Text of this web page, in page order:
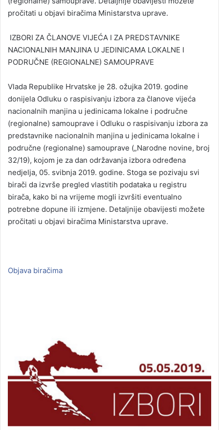
pročitati u objavi biračima Ministarstva uprave.
IZBORI ZA ČLANOVE VIJEĆA I ZA PREDSTAVNIKE
NACIONALNIH MANJINA U JEDINICAMA LOKALNE I
PODRUČNE (REGIONALNE) SAMOUPRAVE
Vlada Republike Hrvatske je 28. ožujka 2019. godine
donijela Odluku o raspisivanju izbora za članove vijeća
nacionalnih manjina u jedinicama lokalne i područne
(regionalne) samouprave i Odluku o raspisivanju izbora za
predstavnike nacionalnih manjina u jedinicama lokalne i
područne (regionalne) samouprave („Narodne novine, broj
32/19), kojom je za dan održavanja izbora određena
nedjelja, 05. svibnja 2019. godine. Stoga se pozivaju svi
birači da izvrše pregled vlastitih podataka u registru
birača, kako bi na vrijeme mogli izvršiti eventualno
potrebne dopune ili izmjene. Detaljnije obavijesti možete
pročitati u objavi biračima Ministarstva uprave.
Objava biračima